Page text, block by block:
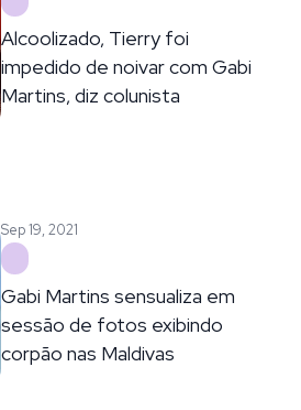
Alcoolizado, Tierry foi
impedido de noivar com Gabi
Martins, diz colunista
Sep 19, 2021
Gabi Martins sensualiza em
sessão de fotos exibindo
corpão nas Maldivas